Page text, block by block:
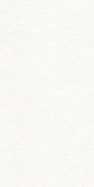
方がありまし
ってください。
ている方がありま